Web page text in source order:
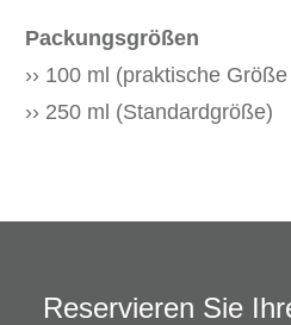
Packungsgrößen
›› 100 ml (praktische
›› 250 ml (Standardgröße)
Reservieren Sie